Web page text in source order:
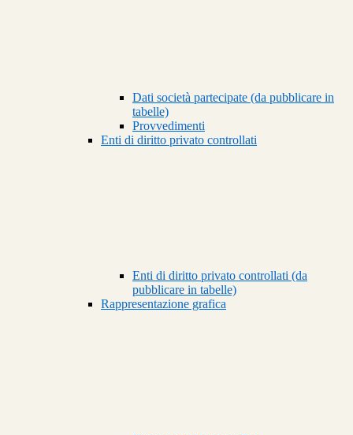
Dati società partecipate (da pubblicare in
tabelle)
Provvedimenti
Enti di diritto privato controllati
Enti di diritto privato controllati (da
pubblicare in tabelle)
Rappresentazione grafica